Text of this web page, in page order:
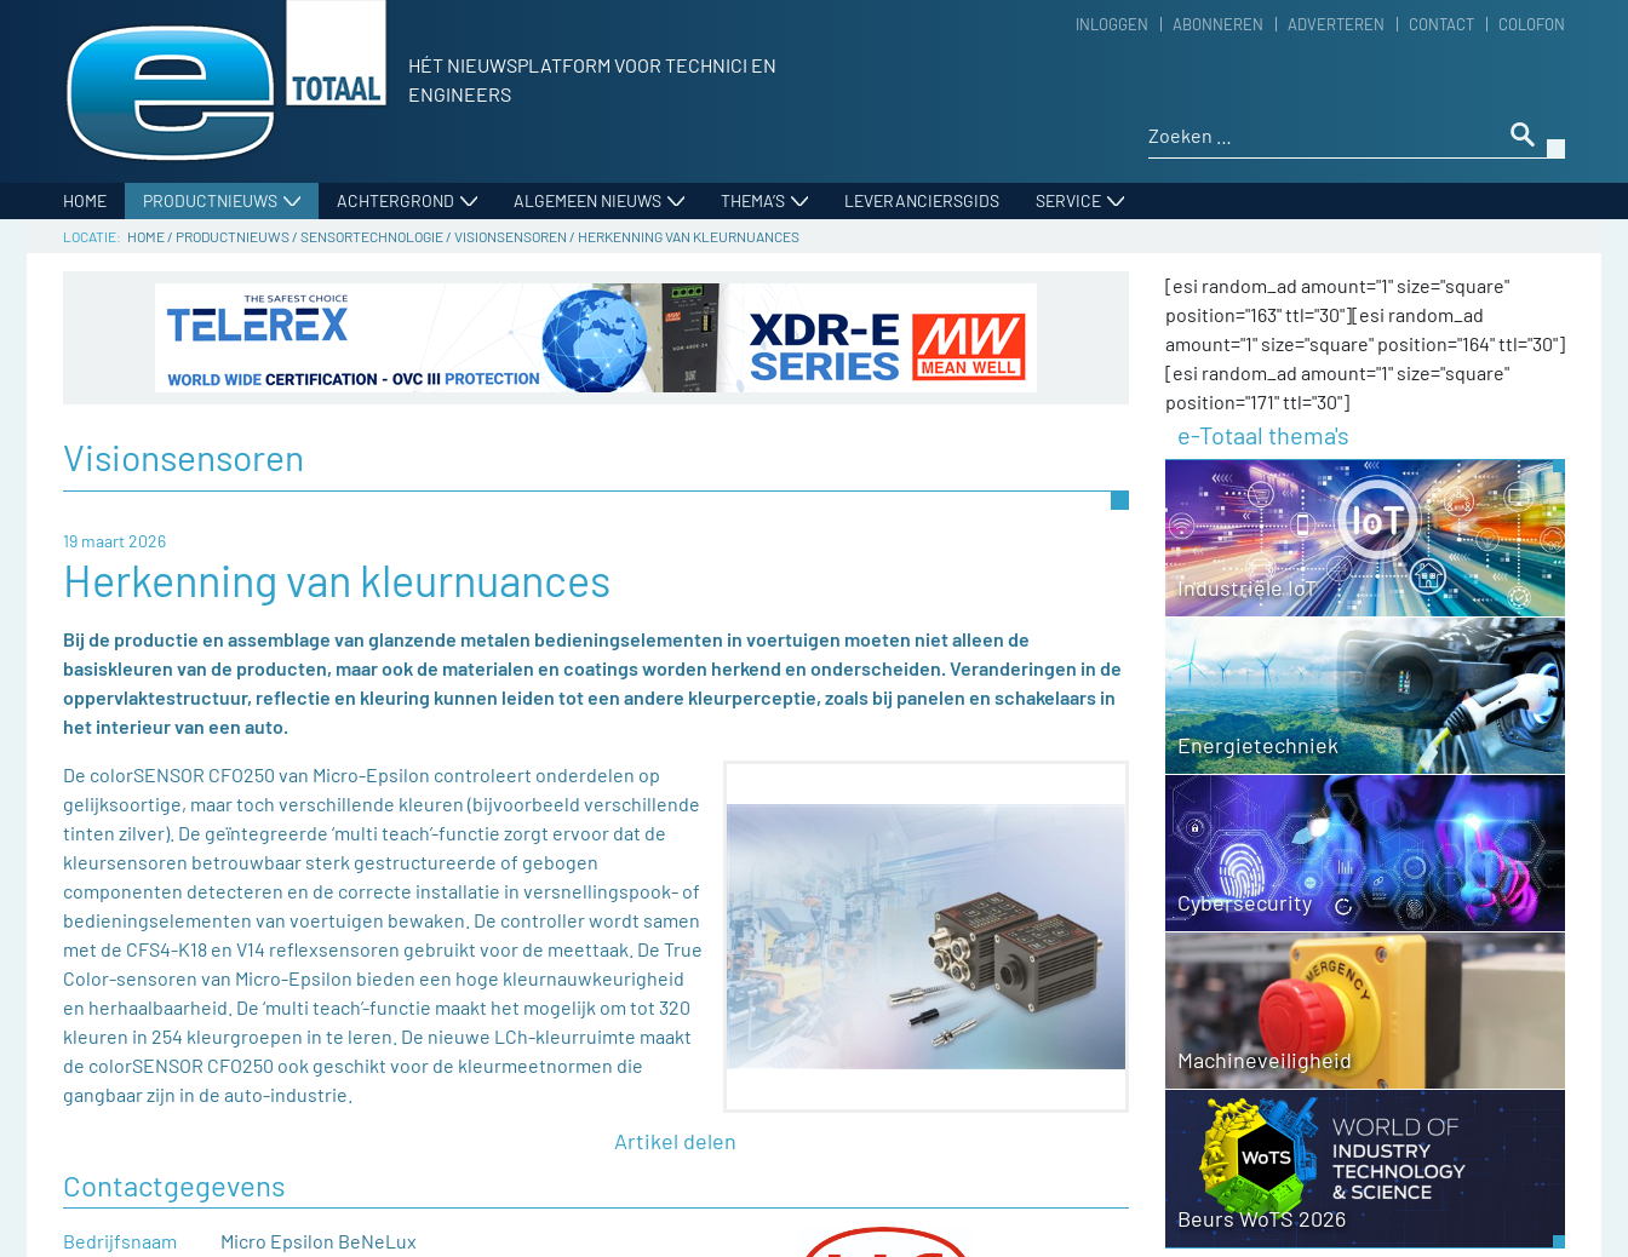
HÉT NIEUWSPLATFORM VOOR TECHNICI EN
ENGINEERS
INLOGGEN ABONNEREN ADVERTEREN CONTACT COLOFON
HOME PRODUCTNIEUWS ACHTERGROND ALGEMEEN NIEUWS THEMA’S LEVERANCIERSGIDS SERVICE
HOME/ PRODUCTNIEUWS/ SENSORTECHNOLOGIE/ VISIONSENSOREN / HERKENNING VAN KLEURNUANCES
Visionsensoren
19 maart 2026
Herkenning van kleurnuances
Bij de productie en assemblage van glanzende metalen bedieningselementen in voertuigen moeten niet alleen de
basiskleuren van de producten, maar ook de materialen en coatings worden herkend en onderscheiden. Veranderingen in de
oppervlaktestructuur, reflectie en kleuring kunnen leiden tot een andere kleurperceptie, zoals bij panelen en schakelaars in
het interieur van een auto.
De colorSENSOR CFO250 van Micro-Epsilon controleert onderdelen op
gelijksoortige, maar toch verschillende kleuren (bijvoorbeeld verschillende
tinten zilver). De geïntegreerde ‘multi teach’-functie zorgt ervoor dat de
kleursensoren betrouwbaar sterk gestructureerde of gebogen
componenten detecteren en de correcte installatie in versnellingspook- of
bedieningselementen van voertuigen bewaken. De controller wordt samen
met de CFS4-K18 en V14 reflexsensoren gebruikt voor de meettaak. De True
Color-sensoren van Micro-Epsilon bieden een hoge kleurnauwkeurigheid
en herhaalbaarheid. De ‘multi teach’-functie maakt het mogelijk om tot 320
kleuren in 254 kleurgroepen in te leren. De nieuwe LCh-kleurruimte maakt
de colorSENSOR CFO250 ook geschikt voor de kleurmeetnormen die
gangbaar zijn in de auto-industrie.
Artikel delen
Contactgegevens
Bedrijfsnaam
Micro Epsilon BeNeLux
[esi random_ad amount="1" size="square"
position="163" ttl="30"][esi random_ad
amount="1" size="square" position="164" ttl="30"]
[esi random_ad amount="1" size="square"
position="171" ttl="30"]
e-Totaal thema's
Industriële IoT
Energietechniek
Cybersecurity
Machineveiligheid
Beurs WoTS 2026